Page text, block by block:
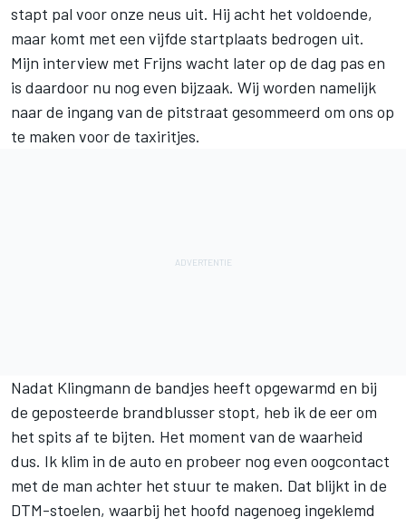
stapt pal voor onze neus uit. Hij acht het voldoende,
maar komt met een vijfde startplaats bedrogen uit.
Mijn interview met Frijns wacht later op de dag pas en
is daardoor nu nog even bijzaak. Wij worden namelijk
naar de ingang van de pitstraat gesommeerd om ons op
te maken voor de taxiritjes.
Nadat Klingmann de bandjes heeft opgewarmd en bij
de geposteerde brandblusser stopt, heb ik de eer om
het spits af te bijten. Het moment van de waarheid
dus. Ik klim in de auto en probeer nog even oogcontact
met de man achter het stuur te maken. Dat blijkt in de
DTM-stoelen, waarbij het hoofd nagenoeg ingeklemd